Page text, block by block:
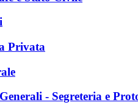
Privata
- Segreteria e